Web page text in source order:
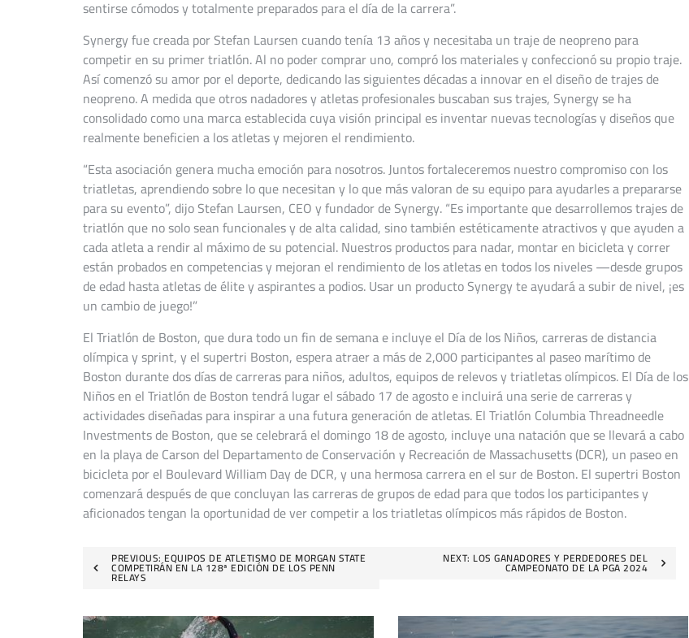
sentirse cómodos y totalmente preparados para el día de la carrera”.
Synergy fue creada por Stefan Laursen cuando tenía 13 años y necesitaba un traje de neopreno para
competir en su primer triatlón. Al no poder comprar uno, compró los materiales y confeccionó su propio traje.
Así comenzó su amor por el deporte, dedicando las siguientes décadas a innovar en el diseño de trajes de
neopreno. A medida que otros nadadores y atletas profesionales buscaban sus trajes, Synergy se ha
consolidado como una marca establecida cuya visión principal es inventar nuevas tecnologías y diseños que
realmente beneficien a los atletas y mejoren el rendimiento.
“Esta asociación genera mucha emoción para nosotros. Juntos fortaleceremos nuestro compromiso con los
triatletas, aprendiendo sobre lo que necesitan y lo que más valoran de su equipo para ayudarles a prepararse
para su evento”, dijo Stefan Laursen, CEO y fundador de Synergy. “Es importante que desarrollemos trajes de
triatlón que no solo sean funcionales y de alta calidad, sino también estéticamente atractivos y que ayuden a
cada atleta a rendir al máximo de su potencial. Nuestros productos para nadar, montar en bicicleta y correr
están probados en competencias y mejoran el rendimiento de los atletas en todos los niveles —desde grupos
de edad hasta atletas de élite y aspirantes a podios. Usar un producto Synergy te ayudará a subir de nivel, ¡es
un cambio de juego!”
El Triatlón de Boston, que dura todo un fin de semana e incluye el Día de los Niños, carreras de distancia
olímpica y sprint, y el supertri Boston, espera atraer a más de 2,000 participantes al paseo marítimo de
Boston durante dos días de carreras para niños, adultos, equipos de relevos y triatletas olímpicos. El Día de los
Niños en el Triatlón de Boston tendrá lugar el sábado 17 de agosto e incluirá una serie de carreras y
actividades diseñadas para inspirar a una futura generación de atletas. El Triatlón Columbia Threadneedle
Investments de Boston, que se celebrará el domingo 18 de agosto, incluye una natación que se llevará a cabo
en la playa de Carson del Departamento de Conservación y Recreación de Massachusetts (DCR), un paseo en
bicicleta por el Boulevard William Day de DCR, y una hermosa carrera en el sur de Boston. El supertri Boston
comenzará después de que concluyan las carreras de grupos de edad para que todos los participantes y
aficionados tengan la oportunidad de ver competir a los triatletas olímpicos más rápidos de Boston.
Navegación
entradas
PREVIOUS: EQUIPOS DE ATLETISMO DE MORGAN STATE
COMPETIRÁN EN LA 128ª EDICIÓN DE LOS PENN
RELAYS
NEXT: LOS GANADORES Y PERDEDORES DEL
CAMPEONATO DE LA PGA 2024